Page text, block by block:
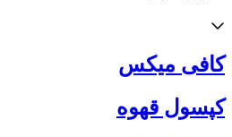
کافی میکس
کپسول قهوه